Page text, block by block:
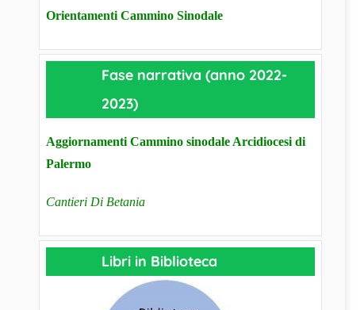
Orientamenti Cammino Sinodale
Fase narrativa (anno 2022-
2023)
Aggiornamenti Cammino sinodale Arcidiocesi di
Palermo
Cantieri Di Betania
Libri in Biblioteca